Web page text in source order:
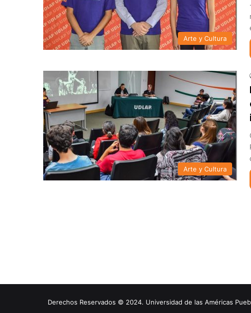
Arte y Cultura
Arte y Cultura
Derechos Reservados © 2024. Universidad de las Américas